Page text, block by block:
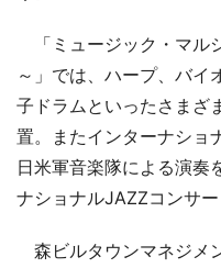
「ミュージック・マル
～」では、ハープ、バイ
子ドラムといったさまざ
置。またインターナショ
日米軍音楽隊による演奏
ナショナルJAZZコンサー
森ビルタウンマネジメ